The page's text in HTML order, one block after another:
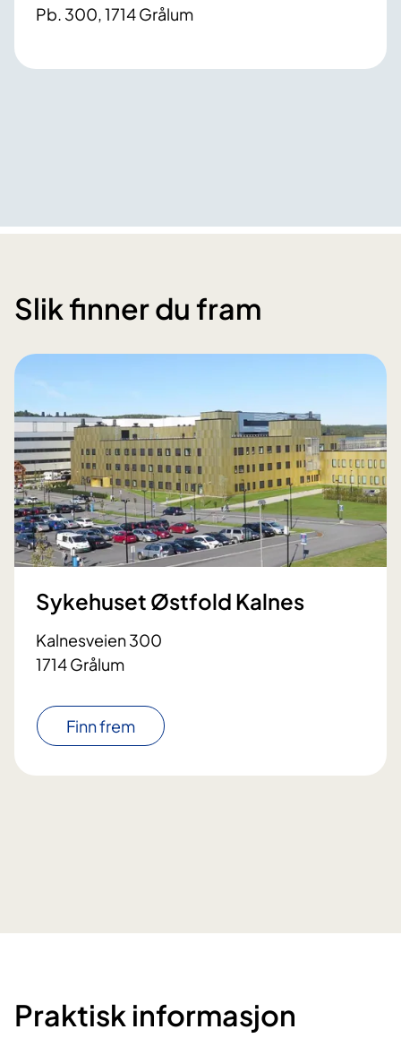
Pb. 300, 1714 Grålum
Slik finner du fram
Sykehuset Østfold Kalnes
Kalnesveien 300
1714 Grålum
Finn frem
Praktisk informasjon